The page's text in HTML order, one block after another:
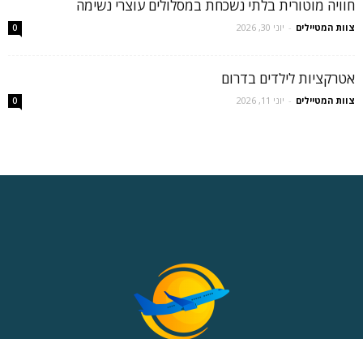
חוויה מוטורית בלתי נשכחת במסלולים עוצרי נשימה
צוות המטיילים - יוני 30, 2026 0
אטרקציות לילדים בדרום
צוות המטיילים - יוני 11, 2026 0